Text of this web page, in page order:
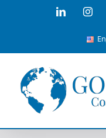
LinkedIn